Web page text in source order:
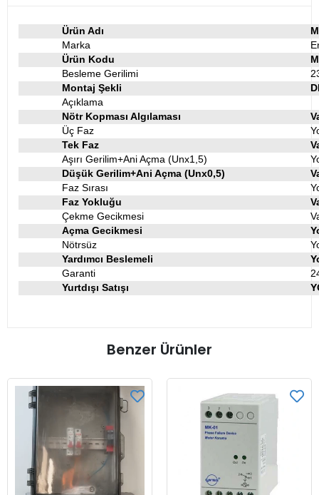
Ürün Adı
Marka
Ürün Kodu
Besleme Gerilimi
Montaj Şekli
Açıklama
Nötr Kopması Algılaması
Üç Faz
Tek Faz
Aşırı Gerilim+Ani Açma (Unx1,5)
Düşük Gerilim+Ani Açma (Unx0,5)
Faz Sırası
Faz Yokluğu
Çekme Gecikmesi
Açma Gecikmesi
Nötrsüz
Yardımcı Beslemeli
Garanti
Yurtdışı Satışı
Benzer Ürünler